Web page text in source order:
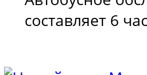
составляет 6